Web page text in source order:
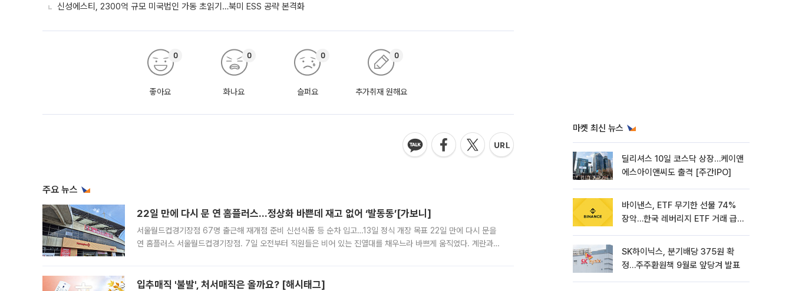
신성에스티, 2300억 규모 미국법인 가동 초읽기…북미 ESS 공략 본격화
좋아요
0
화나요
0
슬퍼요
0
추가취재 원해요
0
주요 뉴스
22일 만에 다시 문 연 홈플러스…정상화 바쁜데 재고 없어 ‘발동동’[가보니]
서울월드컵경기장점 67명 출근해 재개점 준비 신선식품 등 순차 입고…13일 정식 개장 목표 22일 만에 다시 문을
연 홈플러스 서울월드컵경기장점. 7일 오전부터 직원들은 비어 있는 진열대를 채우느라 바쁘게 움직였다. 계란과
입추매직 '불발', 처서매직은 올까요? [해시태그]
마켓 최신 뉴스
딜리셔스 10일 코스닥 상장…케이앤
에스아이앤씨도 출격 [주간IPO]
바이낸스, ETF 무기한 선물 74%
장악…한국 레버리지 ETF 거래 급
SK하이닉스, 분기배당 375원 확
정…주주환원책 9월로 앞당겨 발표